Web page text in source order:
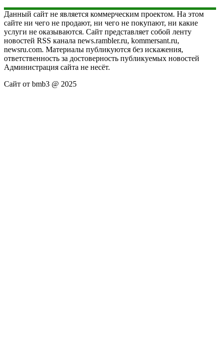
Данный сайт не является коммерческим проектом. На этом
сайте ни чего не продают, ни чего не покупают, ни какие
услуги не оказываются. Сайт представляет собой ленту
новостей RSS канала news.rambler.ru, kommersant.ru,
newsru.com. Материалы публикуются без искажения,
ответственность за достоверность публикуемых новостей
Администрация сайта не несёт.
Сайт от bmb3 @ 2025